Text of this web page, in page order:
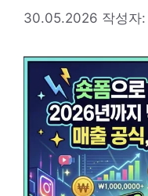
30.05.2026 작성자: